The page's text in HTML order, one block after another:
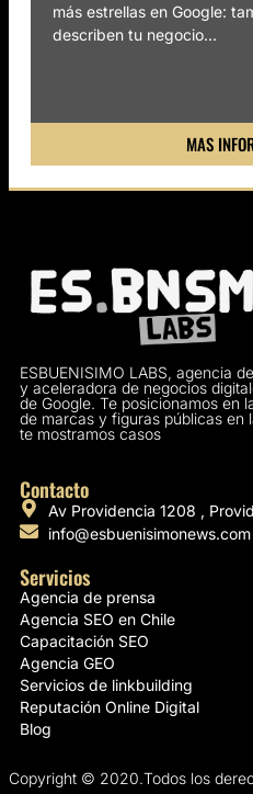
más estrellas en Google:
describen tu negocio...
MAS
ESBUENISIMO LABS, agencia
y aceleradora de negocios
de Google. Te posicionamos en
de marcas y figuras públicas en
te mostramos casos
Contacto
Av Providencia 1208 ,
info@esbuenisimonews.com
Servicios
Agencia de prensa
Agencia SEO en Chile
Capacitación SEO
Agencia GEO
Servicios de linkbuilding
Reputación Online Digital
Blog
Copyright © 2020.Todos los